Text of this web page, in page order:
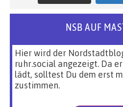
NSB AUF
Hier wird der
ruhr.social angezeigt. Da
lädt, solltest Du dem erst
zustimmen.